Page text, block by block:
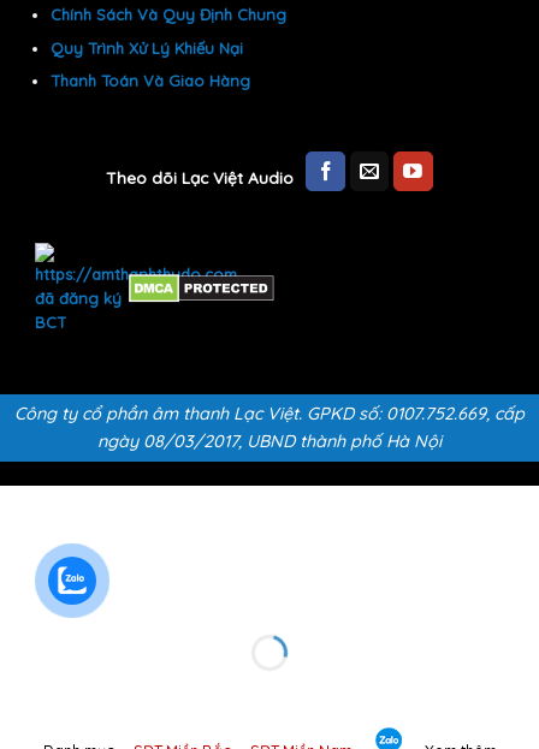
Chính Sách Và Quy Định Chung
Quy Trình Xử Lý Khiếu Nại
Thanh Toán Và Giao Hàng
Theo dõi Lạc Việt Audio
Công ty cổ phần âm thanh Lạc Việt. GPKD số: 0107.752.669, cấp
ngày 08/03/2017, UBND thành phố Hà Nội